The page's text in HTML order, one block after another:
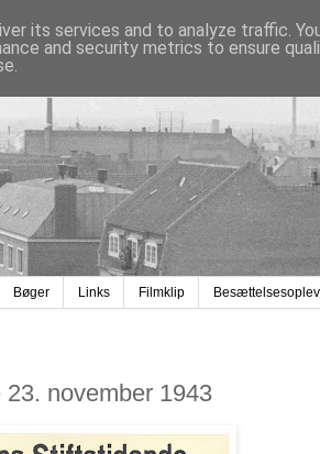
Bøger Links Filmklip
november 1943
its services and to analyze traffic.
and security metrics to ensure